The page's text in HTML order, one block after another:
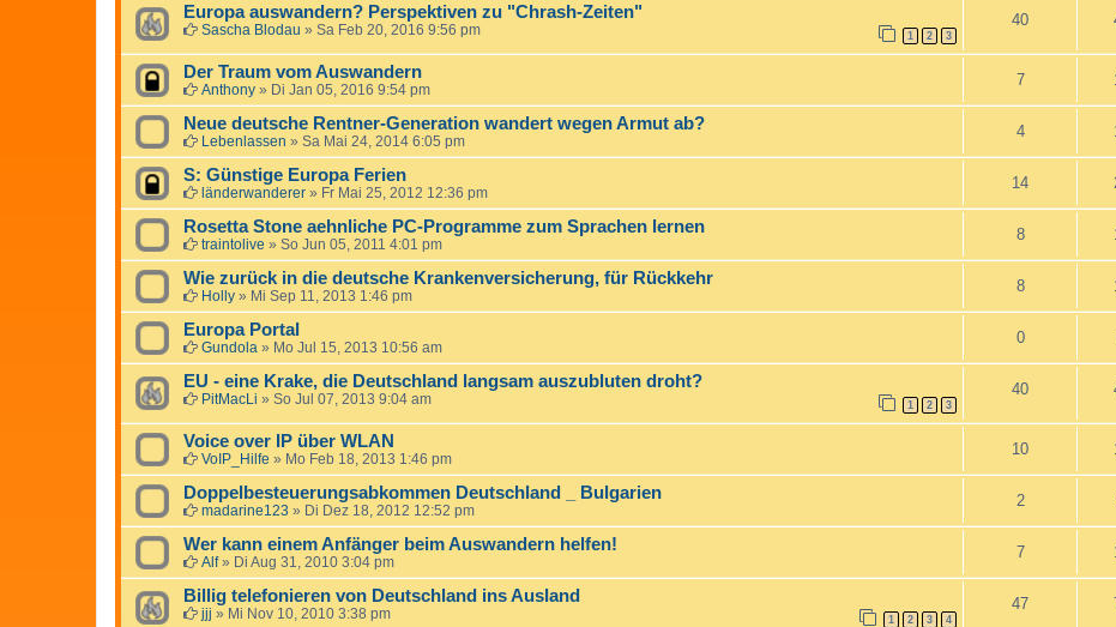
Europa auswandern? Perspektiven zu "Chrash-Zeiten"
Sascha Blodau » Sa Feb 20, 2016 9:56 pm 1 2 3
40
Der Traum vom Auswandern
Anthony » Di Jan 05, 2016 9:54 pm
7
Neue deutsche Rentner-Generation wandert wegen Armut ab?
Lebenlassen » Sa Mai 24, 2014 6:05 pm
4
S: Günstige Europa Ferien
länderwanderer » Fr Mai 25, 2012 12:36 pm
14
Rosetta Stone aehnliche PC-Programme zum Sprachen lernen
traintolive » So Jun 05, 2011 4:01 pm
8
Wie zurück in die deutsche Krankenversicherung, für Rückkehr
Holly » Mi Sep 11, 2013 1:46 pm
8
Europa Portal
Gundola » Mo Jul 15, 2013 10:56 am
0
EU - eine Krake, die Deutschland langsam auszubluten droht?
PitMacLi » So Jul 07, 2013 9:04 am 1 2 3
40
Voice over IP über WLAN
VoIP_Hilfe » Mo Feb 18, 2013 1:46 pm
10
Doppelbesteuerungsabkommen Deutschland _ Bulgarien
madarine123 » Di Dez 18, 2012 12:52 pm
2
Wer kann einem Anfänger beim Auswandern helfen!
Alf» Di Aug 31, 2010 3:04 pm
7
Billig telefonieren von Deutschland ins Ausland
jjj » Mi Nov 10, 2010 3:38 pm 1 2 3 4
47